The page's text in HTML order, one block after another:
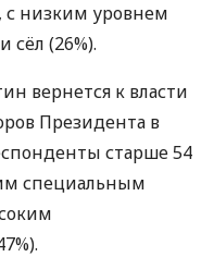
с низким уровнем
сёл (26%).
вернется к власти
Президента в
старше 54
специальным